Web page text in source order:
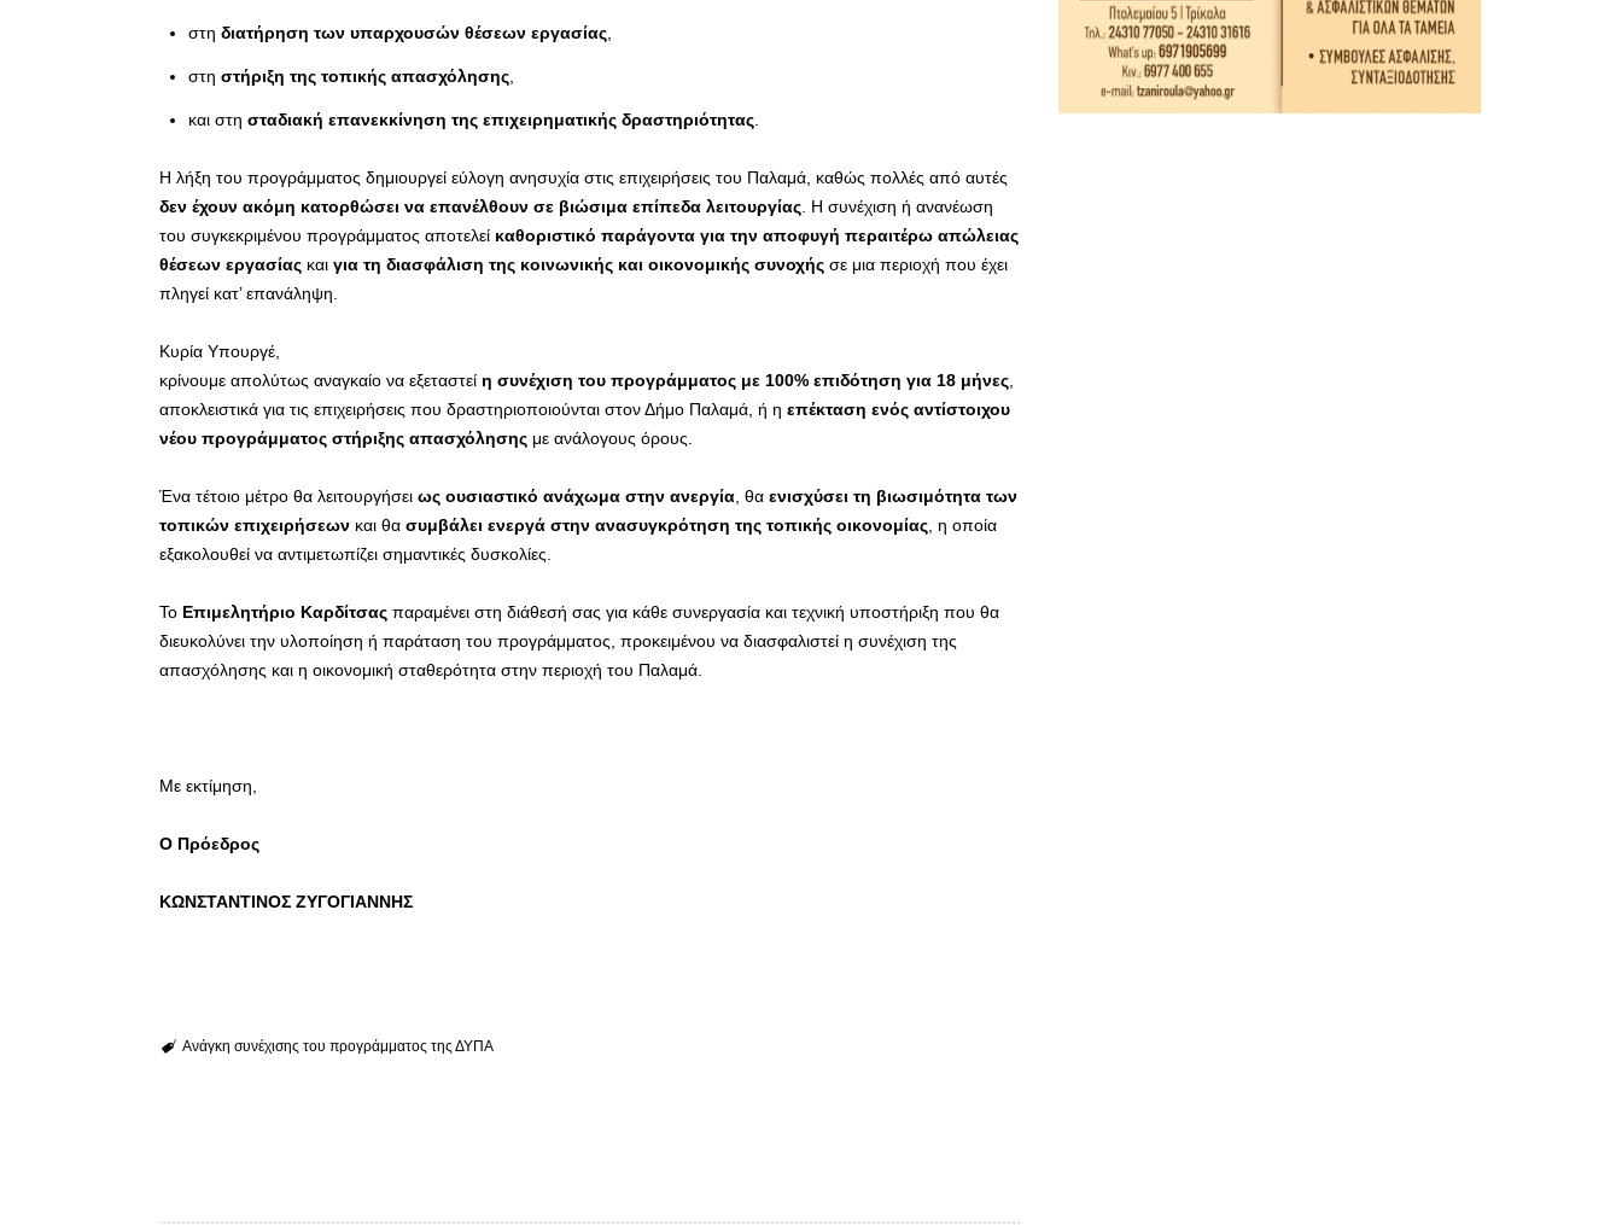
στη διατήρηση των υπαρχουσών θέσεων εργασίας
στη στήριξη της τοπικής απασχόλησης
και στη σταδιακή επανεκκίνηση της επιχειρηματικής δραστηριότητας
Η λήξη του προγράμματος δημιουργεί εύλογη ανησυχία στις επιχειρήσεις του Παλαμά, καθώς πολλές από αυτές
δεν έχουν ακόμη κατορθώσει να επανέλθουν σε βιώσιμα επίπεδα λειτουργίας . Η συνέχιση ή ανανέωση
του συγκεκριμένου προγράμματος αποτελεί καθοριστικό παράγοντα για την αποφυγή περαιτέρω απώλειας
θέσεων εργασίας και για τη διασφάλιση της κοινωνικής και οικονομικής συνοχής σε μια περιοχή που έχει
πληγεί κατ’ επανάληψη.
Κυρία Υπουργέ,
κρίνουμε απολύτως αναγκαίο να εξεταστεί η συνέχιση του προγράμματος με 100% επιδότηση για 18 μήνες
αποκλειστικά για τις επιχειρήσεις που δραστηριοποιούνται στον Δήμο Παλαμά, ή η επέκταση ενός αντίστοιχου
νέου προγράμματος στήριξης απασχόλησης με ανάλογους όρους.
Ένα τέτοιο μέτρο θα λειτουργήσει ως ουσιαστικό ανάχωμα στην ανεργία , θα ενισχύσει τη βιωσιμότητα των
τοπικών επιχειρήσεων και θα συμβάλει ενεργά στην ανασυγκρότηση της τοπικής οικονομίας , η οποία
εξακολουθεί να αντιμετωπίζει σημαντικές δυσκολίες.
Το Επιμελητήριο Καρδίτσας παραμένει στη διάθεσή σας για κάθε συνεργασία και τεχνική υποστήριξη που θα
διευκολύνει την υλοποίηση ή παράταση του προγράμματος, προκειμένου να διασφαλιστεί η συνέχιση της
απασχόλησης και η οικονομική σταθερότητα στην περιοχή του Παλαμά.
Με εκτίμηση,
Ο Πρόεδρος
ΚΩΝΣΤΑΝΤΙΝΟΣ ΖΥΓΟΓΙΑΝΝΗΣ
Ανάγκη συνέχισης του προγράμματος της ΔΥΠΑ